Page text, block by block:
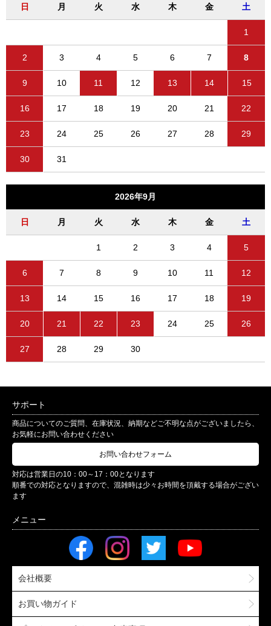
日 月 火 水 木 金 土
1
2 3 4 5 6 7 8
9 10 11 12 13 14 15
16 17 18 19 20 21 22
23 24 25 26 27 28 29
30 31
2026年9月
日 月 火 水 木 金 土
1 2 3 4 5
6 7 8 9 10 11 12
13 14 15 16 17 18 19
20 21 22 23 24 25 26
27 28 29 30
サポート
商品についてのご質問、在庫状況、納期などご不明な点がございましたら、
お気軽にお問い合わせください
お問い合わせフォーム
対応は営業日の10：00～17：00となります
順番での対応となりますので、混雑時は少々お時間を頂戴する場合がござい
ます
会社概要
お買い物ガイド